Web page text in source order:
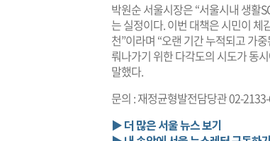
박원순 서울시장은 “서울시내 생활
는 실정이다. 이번 대책은 시민이
천”이라며 “오랜 기간 누적되고 가
뤄나가기 위한 다각도의 시도가 동
말했다.
문의 : 재정균형발전담당관 02-
▶ 더 많은 서울 뉴스 보기